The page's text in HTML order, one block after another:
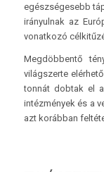
egészségesebb
irányulnak az
vonatkozó
Megdöbbentő
világszerte
tonnát dobtak el
intézmények és a
azt korábban